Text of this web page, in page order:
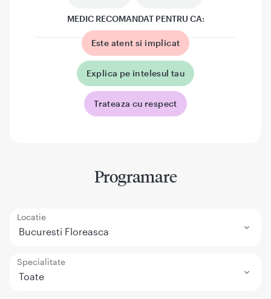
MEDIC RECOMANDAT PENTRU CA:
Este atent si implicat
Explica pe intelesul tau
Trateaza cu respect
Programare
Locatie
Bucuresti Floreasca
Specialitate
Toate